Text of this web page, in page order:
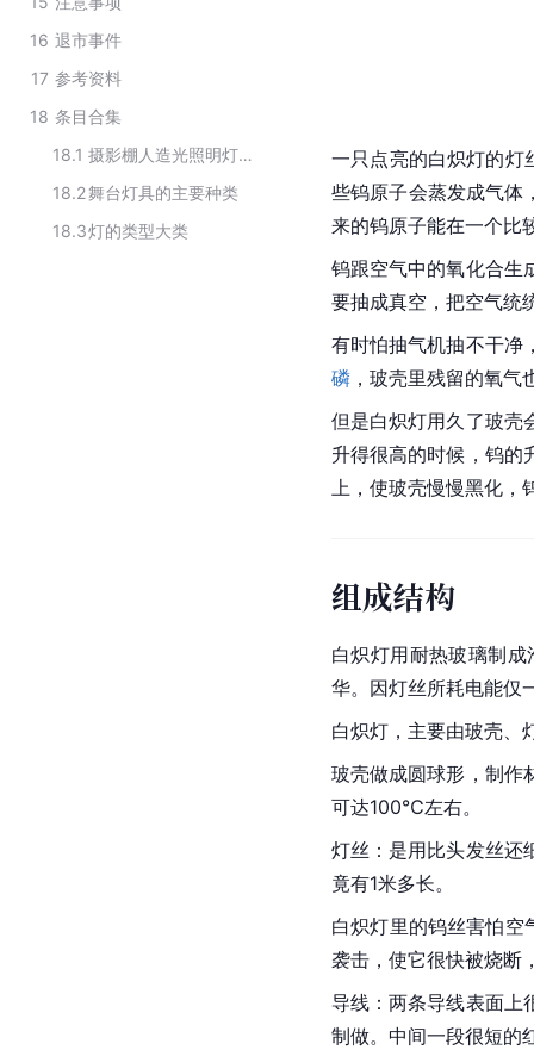
16 退市事件
17 参考资料
18 条目合集
18.1
摄影棚人造光照明灯具的种类
18.2舞台灯具的主要种类
18.3灯的类型大类
一只点亮的白炽灯的灯
些钨原子会蒸发成气体
来的钨原子能在一个比
钨跟空气中的氧化合生
要抽成真空，把空气统
有时怕抽气机抽不干净
磷 ，玻壳里残留的氧气
但是白炽灯用久了玻壳
升得很高的时候，钨的
上，使玻壳慢慢黑化
组成结构
白炽灯用耐热玻璃制
华。因灯丝所耗电能仅
白炽灯，主要由玻壳、
玻壳做成圆球形，制作
可达100℃左右。
灯丝：是用比头发丝还
竟有1米多长。
白炽灯里的钨丝害怕
袭击，使它很快被烧断
导线：两条导线表面上
制做。中间一段很短的